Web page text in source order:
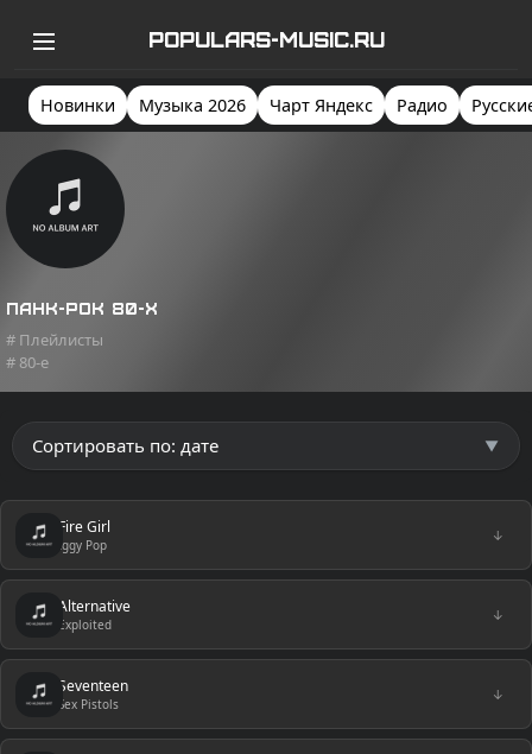
POPULARS-MUSIC.RU
Новинки Музыка 2026 Чарт Яндекс Радио
Панк-рок 80-х
# Плейлисты
# 80-e
Fire Girl
Iggy Pop
↓
Alternative
Exploited
↓
Seventeen
Sex Pistols
↓